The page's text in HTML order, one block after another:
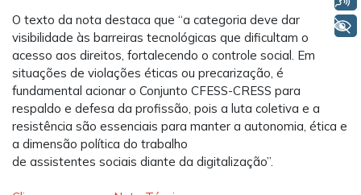
O texto da nota destaca que “a categoria deve dar
visibilidade às barreiras tecnológicas que dificultam o
acesso aos direitos, fortalecendo o controle social. Em
situações de violações éticas ou precarização, é
fundamental acionar o Conjunto CFESS-CRESS para
respaldo e defesa da profissão, pois a luta coletiva e a
resistência são essenciais para manter a autonomia, ética e
a dimensão política do trabalho
de assistentes sociais diante da digitalização”.
+ Acessibilidade